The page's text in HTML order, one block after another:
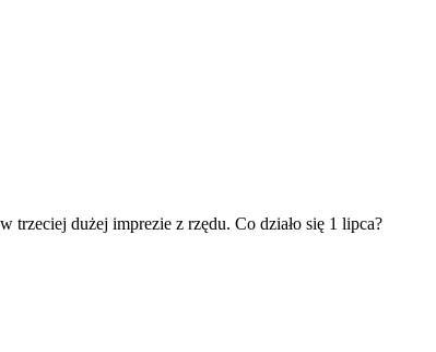
dużej imprezie z rzędu. Co działo się 1 lipca?